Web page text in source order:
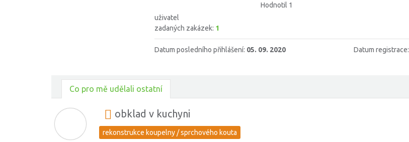
Hodnotil 1
uživatel
zadaných zakázek: 1
Datum posledního přihlášení: 05. 09. 2020 Datum registrace:
Co pro mě udělali ostatní
obklad v kuchyni
rekonstrukce koupelny / sprchového kouta